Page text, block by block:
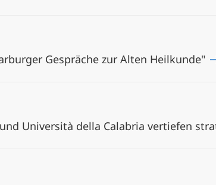
Gespräche zur Alten Heilkunde"
Università della Calabria vertiefen